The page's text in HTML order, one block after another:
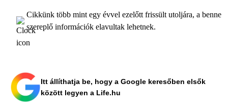
Cikkünk több mint egy évvel ezelőtt frissült utoljára, a benne
szereplő információk elavultak lehetnek.
Itt állíthatja be, hogy a Google keresőben elsők
között legyen a Life.hu